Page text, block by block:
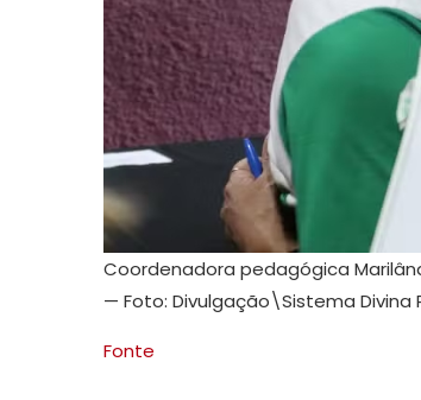
Coordenadora pedagógica
— Foto: Divulgação\Sistema Divina
Fonte